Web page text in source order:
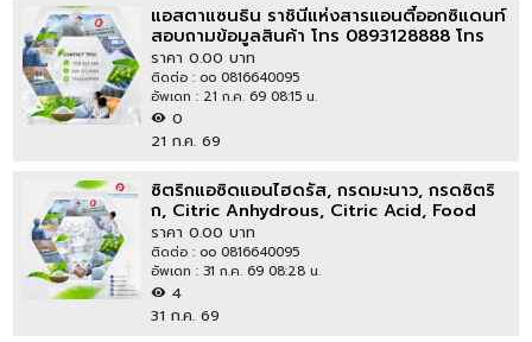
แอสตาแซนธิน ราชินีแห่งสารแอนตี้ออกซิแดนท์
สอบถามข้อมูลสินค้า โทร 0893128888 โทร
034854888
ราคา 0.00 บาท
ติดต่อ : oo 0816640095
อัพเดท : 21 ก.ค. 69 08:15 น.
0
21 ก.ค. 69
ซิตริกแอซิดแอนไฮดรัส, กรดมะนาว, กรดซิตริ
ก, Citric Anhydrous, Citric Acid, Food
Additive E330
ราคา 0.00 บาท
ติดต่อ : oo 0816640095
อัพเดท : 31 ก.ค. 69 08:28 น.
4
31 ก.ค. 69